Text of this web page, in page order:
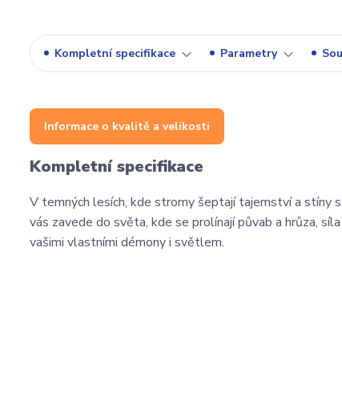
Kompletní specifikace Parametry
Informace o kvalitě a velikosti
Kompletní specifikace
V temných lesích, kde stromy šeptají tajemství a stíny
vás zavede do světa, kde se prolínají půvab a hrůza,
vašimi vlastními démony i světlem.